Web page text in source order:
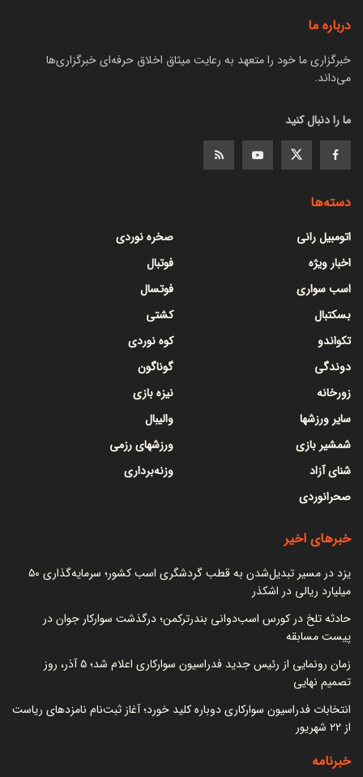
درباره ما
خبرگزاری ما خود را متعهد به رعایت میثاق اخلاق حرفه‌ای خبرگزاری‌ها
می‌داند.
ما را دنبال کنید
دسته‌ها
اتومبیل رانی
اخبار ویژه
اسب سواری
بسکتبال
تکواندو
دوندگی
زورخانه
سایر ورزشها
شمشیر بازی
شنای آزاد
صحرانوردی
صخره نوردی
فوتبال
فوتسال
کشتی
کوه نوردی
گوناگون
نیزه بازی
والیبال
ورزشهای رزمی
وزنه‌برداری
خبرهای اخیر
یزد در مسیر تبدیل‌شدن به قطب گردشگری اسب کشور؛ سرمایه‌گذاری ۵۰
میلیارد ریالی در اشکذر
حادثه تلخ در کورس اسب‌دوانی بندرترکمن؛ درگذشت سوارکار جوان در
پیست مسابقه
زمان رونمایی از رئیس جدید فدراسیون سوارکاری اعلام شد؛ ۵ آذر، روز
تصمیم نهایی
انتخابات فدراسیون سوارکاری دوباره کلید خورد؛ آغاز ثبت‌نام نامزدهای ریاست
از ۲۲ شهریور
خبرنامه